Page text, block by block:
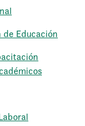
de Educación